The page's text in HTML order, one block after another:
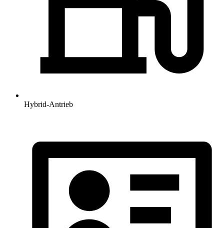
Hybrid-Antrieb